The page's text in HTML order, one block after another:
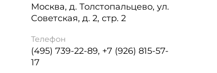
Москва, д. Толстопальцево, ул.
Советская, д. 2, стр. 2
Телефон
(495) 739-22-89, +7 (926) 815-57-
17